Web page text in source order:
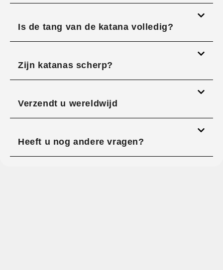
Is de tang van de katana volledig?
Zijn katanas scherp?
Verzendt u wereldwijd
Heeft u nog andere vragen?